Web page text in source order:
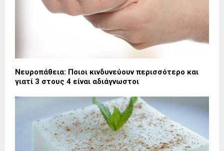
Νευροπάθεια: Ποιοι κινδυνεύουν περισσότερο και
γιατί 3 στους 4 είναι αδιάγνωστοι